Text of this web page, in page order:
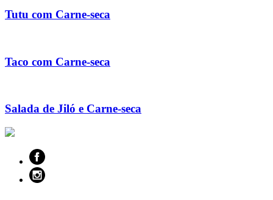
Tutu com Carne-seca
Taco com Carne-seca
Salada de Jiló e Carne-seca